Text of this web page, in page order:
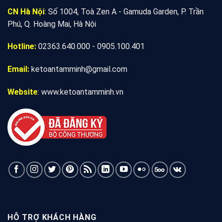
CN Hà Nội: Số 1004, Toà Zen A - Gamuda Garden, P. Trần
Phú, Q. Hoàng Mai, Hà Nội
Hotline: 02363.640.000 - 0905.100.401
Email: ketoantamminh@gmail.com
Website: www.ketoantamminh.vn
HỖ TRỢ KHÁCH HÀNG